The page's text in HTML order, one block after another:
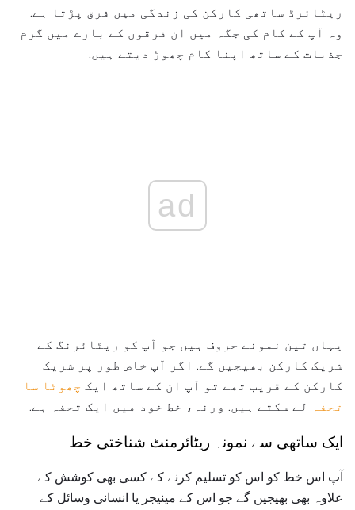
ریٹائرڈ ساتھی کارکن کی زندگی میں فرق پڑتا ہے.
وہ آپ کے کام کی جگہ میں ان فرقوں کے بارے میں گرم
جذبات کے ساتھ اپنا کام چھوڑ دیتے ہیں.
ad
یہاں تین نمونے حروف ہیں جو آپ کو ریٹائرنگ کے
شریک کارکن بھیجیں گے. اگر آپ خاص طور پر شریک
کارکن کے قریب تھے تو آپ ان کے ساتھ ایک چھوٹا سا
تحفہ لے سکتے ہیں. ورنہ، خط خود میں ایک تحفہ ہے.
ایک ساتھی سے نمونہ ریٹائرمنٹ شناختی خط
آپ اس خط کو اس کو تسلیم کرنے کے کسی بھی کوشش کے
علاوہ بھی بھیجیں گے جو اس کے مینیجر یا انسانی وسائل کے